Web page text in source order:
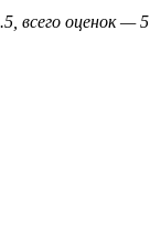
всего оценок — 5